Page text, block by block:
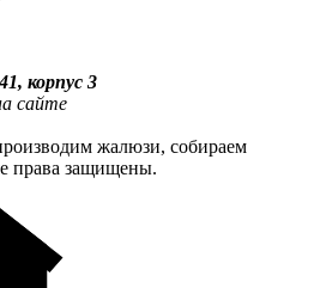
корпус 3
сайте
жалюзи, собираем
права защищены.